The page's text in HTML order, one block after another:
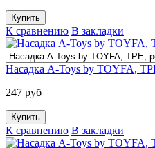
К сравнению В закладки
Насадка A-Toys by TOYFA,
247 руб
К сравнению В закладки